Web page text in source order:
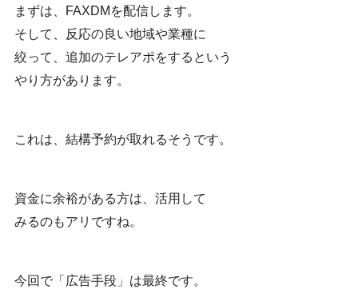
まずは、FAXDMを配信します。
そして、反応の良い地域や業種に
絞って、追加のテレアポをするという
やり方があります。
これは、結構予約が取れるそうです。
資金に余裕がある方は、活用して
みるのもアリですね。
今回で「広告手段」は最終です。